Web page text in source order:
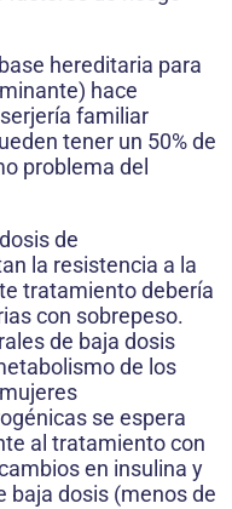
hereditaria para
hace
familiar
tener un 50% de
problema del
de
la resistencia a la
tratamiento debería
con sobrepeso.
de baja dosis
de los
se espera
al tratamiento con
en insulina y
baja dosis (menos de